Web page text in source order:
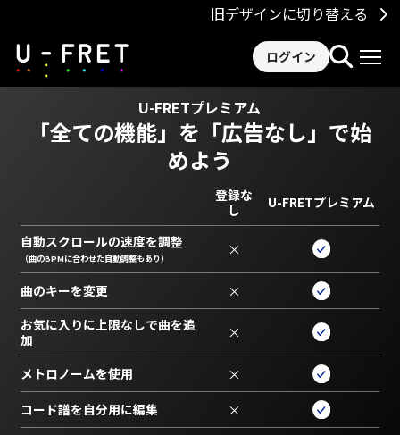
旧デザインに切り替える
ログイン
U-FRETプレミアム
「全ての機能」を 「広告なし」で始
めよう
登録な
し
U-FRETプレミアム
自動スクロールの速度を調整
（曲のBPMに合わせた自動調整もあり） ×
曲のキーを変更 ×
お気に入りに上限なしで曲を追
加
×
メトロノームを使用 ×
コード譜を自分用に編集 ×